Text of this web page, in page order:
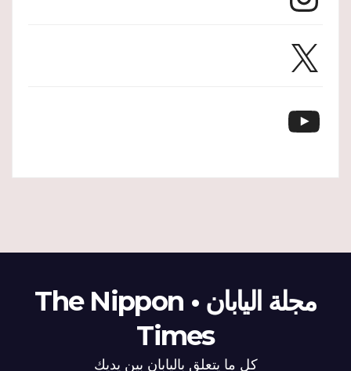
X
YouTube
مجلة اليابان • The Nippon
Times
كل ما يتعلق باليابان بين يديك